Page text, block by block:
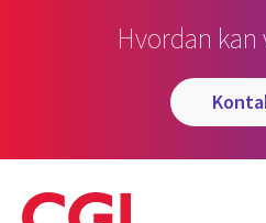
Hvordan